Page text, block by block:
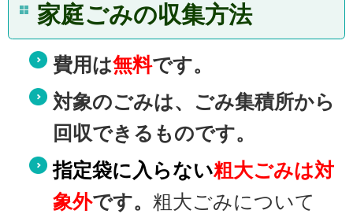
家庭ごみの収集方法
費用は無料です。
対象のごみは、ごみ集積所から
回収できるものです。
指定袋に入らない粗大ごみは対
象外です。 粗大ごみについて